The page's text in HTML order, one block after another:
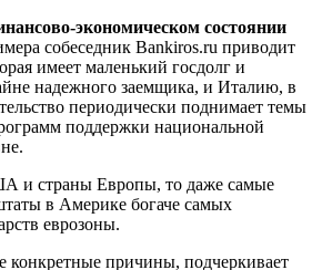
экономическом состоянии
собеседник Bankiros.ru приводит
имеет маленький госдолг и
надежного заемщика, и Италию, в
периодически поднимает темы
поддержки национальной
и страны Европы, то даже самые
в Америке богаче самых
еврозоны.
конкретные причины, подчеркивает